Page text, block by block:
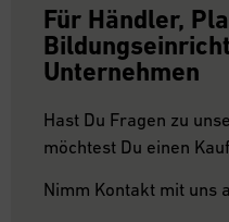
Für Händler,
Unternehmen
Hast Du Fragen zu
möchtest Du einen
Nimm Kontakt mit uns